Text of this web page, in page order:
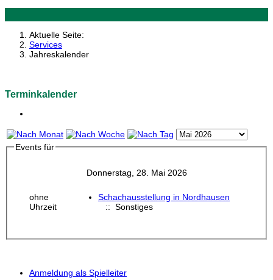
Aktuelle Seite:
Services
Jahreskalender
Terminkalender
Events für
Donnerstag, 28. Mai 2026
ohne
Uhrzeit
Schachausstellung in Nordhausen
:: Sonstiges
Anmeldung als Spielleiter